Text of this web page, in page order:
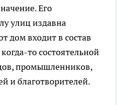
Его
улиц издавна
дом входит в состав
то состоятельной
промышленников,
и благотворителей.